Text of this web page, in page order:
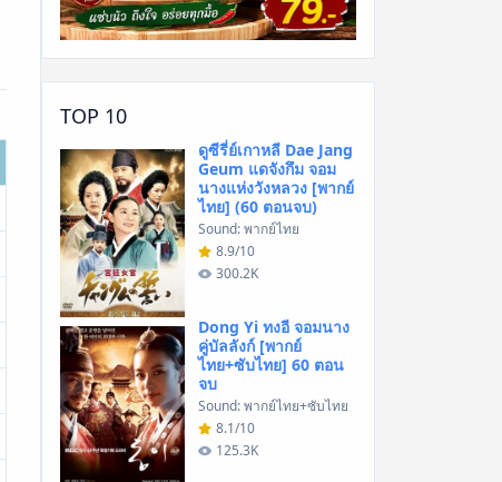
TOP 10
ดูซีรี่ย์เกาหลี Dae Jang
Geum แดจังกึม จอม
นางแห่งวังหลวง [พากย์
ไทย] (60 ตอนจบ)
Sound: พากย์ไทย
8.9/10
300.2K
Dong Yi ทงอี จอมนาง
คู่บัลลังก์ [พากย์
ไทย+ซับไทย] 60 ตอน
จบ
Sound: พากย์ไทย+ซับไทย
8.1/10
125.3K